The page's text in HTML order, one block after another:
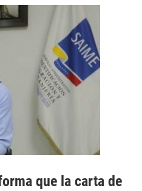
que la carta de